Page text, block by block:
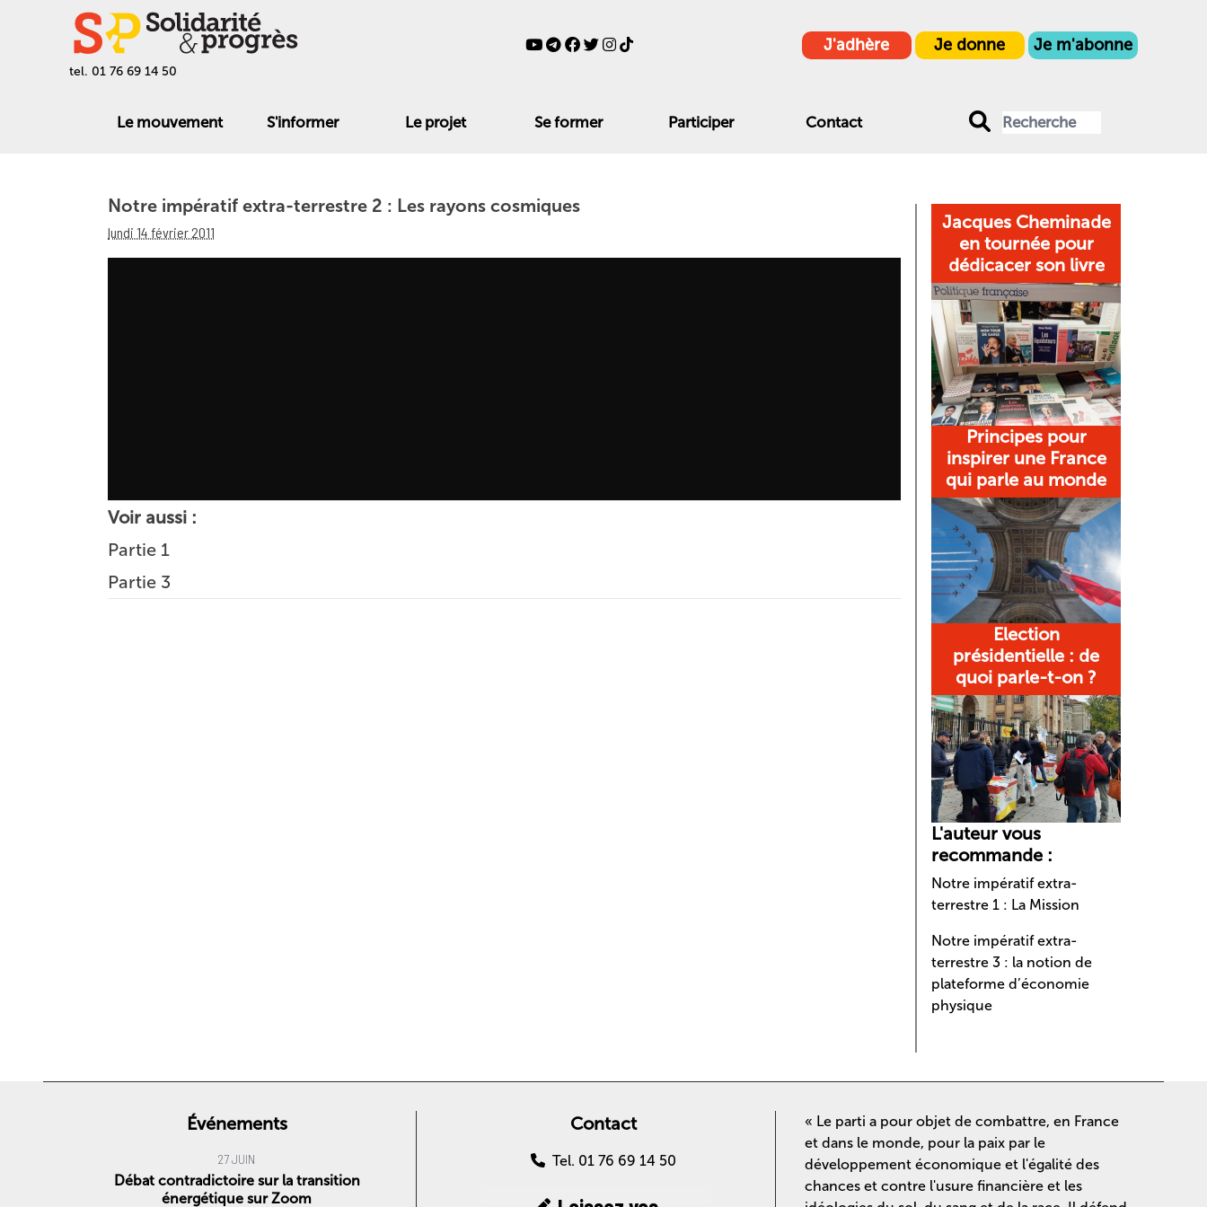
tel. 01 76 69 14 50
J'adhère Je donne Je m'abonne
Le mouvement S'informer Le projet Se former Participer Contact
Notre impératif extra-terrestre 2 : Les rayons cosmiques
lundi 14 février 2011
Voir aussi :
Partie 1
Partie 3
Jacques Cheminade
en tournée pour
dédicacer son livre
Principes pour
inspirer une France
qui parle au monde
Election
présidentielle : de
quoi parle-t-on ?
L'auteur vous
recommande :
Notre impératif extra-
terrestre 1 : La Mission
Notre impératif extra-
terrestre 3 : la notion de
plateforme d’économie
physique
Événements
27 JUIN
Débat contradictoire sur la transition
énergétique sur Zoom
Contact
Tel. 01 76 69 14 50
« Le parti a pour objet de combattre, en France
et dans le monde, pour la paix par le
développement économique et l'égalité des
chances et contre l'usure financière et les